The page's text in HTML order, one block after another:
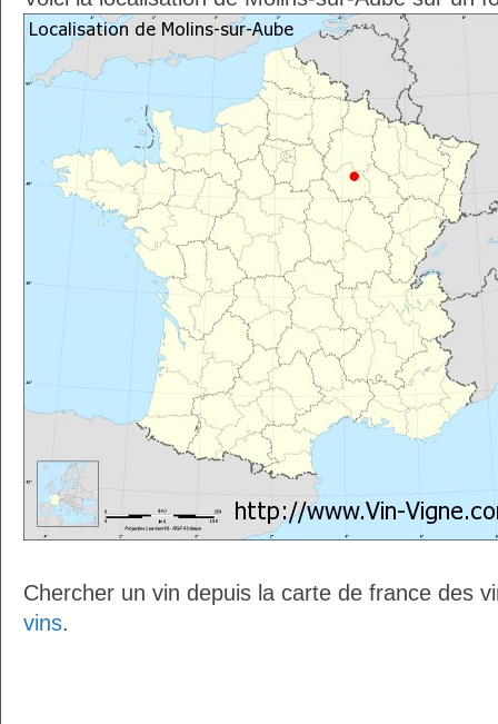
Chercher un vin depuis la carte de france des
vins.